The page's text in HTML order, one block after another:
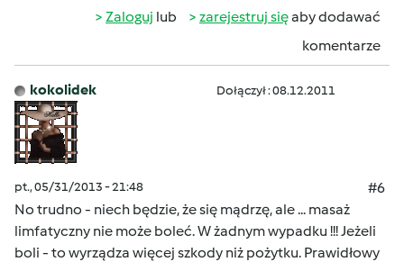
Zaloguj lub zarejestruj sięaby dodawać
komentarze
kokolidek Dołączył : 08.12.2011
pt., 05/31/2013 - 21:48
#6
No trudno - niech będzie, że się mądrzę, ale ... masaż
limfatyczny nie może boleć. W żadnym wypadku !!! Jeżeli
boli - to wyrządza więcej szkody niż pożytku. Prawidłowy